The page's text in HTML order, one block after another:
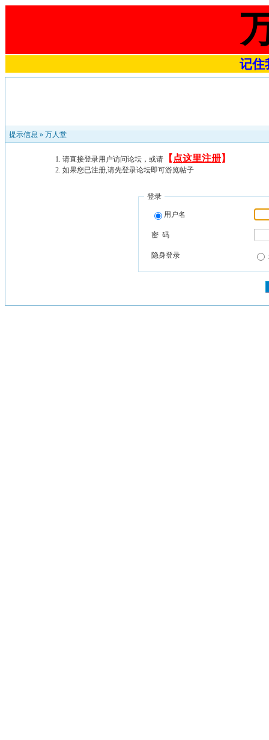
记住
提示信息 » 万人堂
请直接登录用户访问论坛，或请 【 点这里注册】
如果您已注册,请先登录论坛即可游览帖子
登录
用户名
密 码
隐身登录